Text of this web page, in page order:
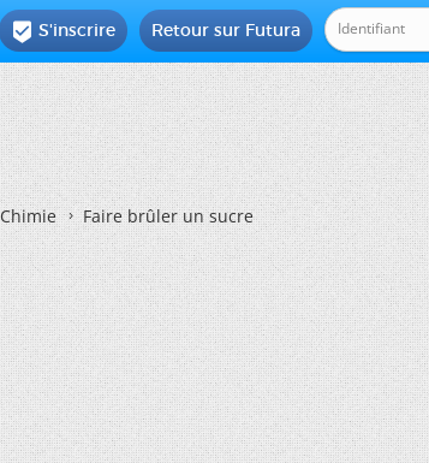
Retour sur Futura
 S'inscrire
Chimie Faire brûler un sucre